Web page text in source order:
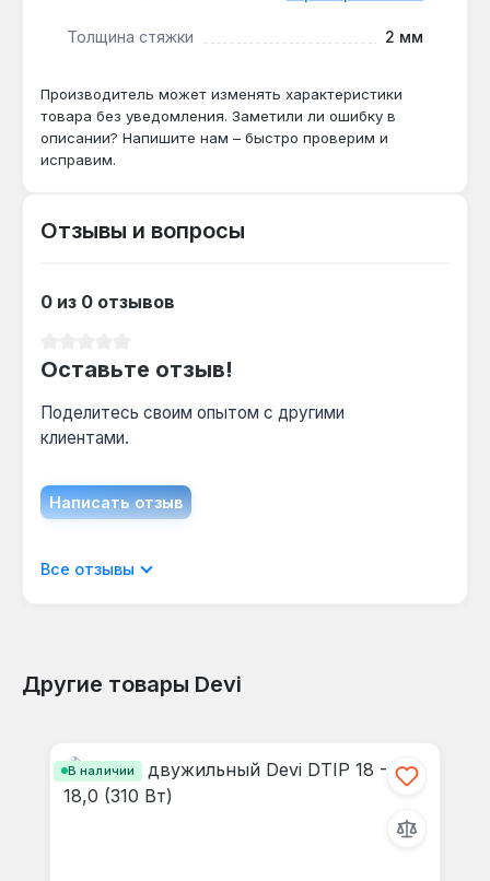
фольгой обеспечивают безопасную работу
Какой шаг укладки для стяжки 2 мм?
Для линейной мощности 10 Вт/м и толщины
зон.
Толщина стяжки 2 мм
Производитель может изменять характеристики
товара без уведомления. Заметили ли ошибку в
описании? Напишите нам – быстро проверим и
исправим.
Отзывы и вопросы
0 из 0 отзывов
Оставьте отзыв!
Поделитесь своим опытом с другими
клиентами.
Написать отзыв
Отображать отзывы только на текущем
Все отзывы
Другие товары Devi
В наличии